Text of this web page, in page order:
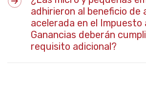
adhirieron al beneficio de
acelerada en el Impuesto
Ganancias deberán
requisito adicional?